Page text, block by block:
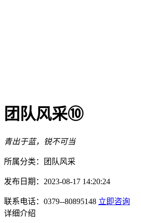
团队风采⑩
青出于蓝，锐不可当
所属分类：团队风采
发布日期：2023-08-17 14:20:24
联系电话：0379--80895148 立即咨询
详细介绍